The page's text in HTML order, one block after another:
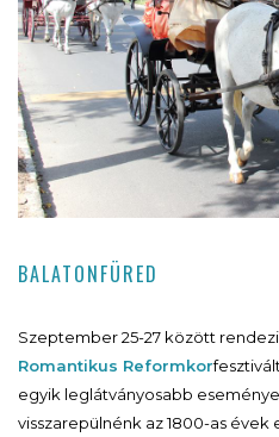
BALATONFÜRED
Szeptember 25-27 között
Romantikus Reformkor
egyik leglátványosabb
visszarepülnénk az 1800-as